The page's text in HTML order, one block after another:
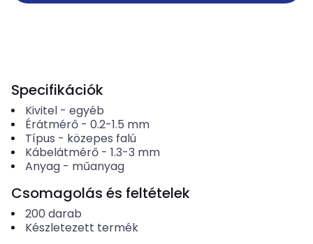
Specifikációk
Kivitel- egyéb
Érátmérő- 0.2-1.5 mm
Típus - közepes falú
Kábelátmérő- 1.3-3 mm
Anyag- műanyag
Csomagolás és feltételek
200 darab
Készletezett termék